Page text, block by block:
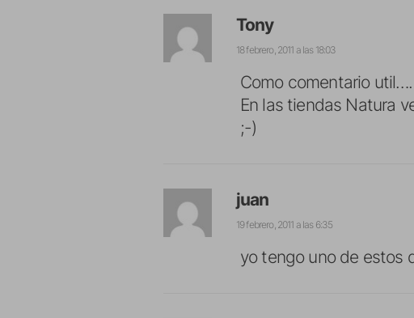
Tony
18 febrero, 2011 a las 18:03
Como comentario util….
En las tiendas Natura
;-)
juan
19 febrero, 2011 a las 6:35
yo tengo uno de estos